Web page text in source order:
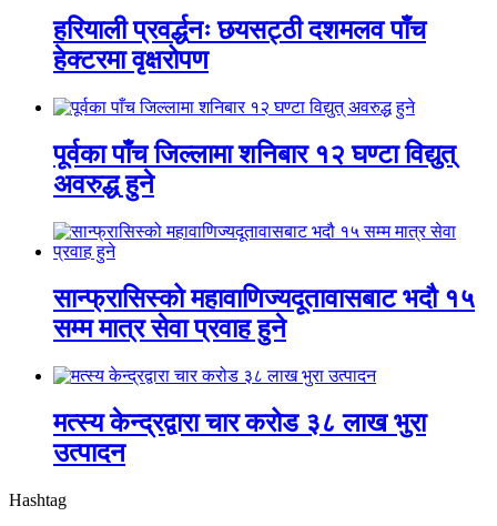
हरियाली प्रवर्द्धनः छयसट्ठी दशमलव पाँच
हेक्टरमा वृक्षरोपण
पूर्वका पाँच जिल्लामा शनिबार १२ घण्टा विद्युत्
अवरुद्ध हुने
सान्फ्रासिस्को महावाणिज्यदूतावासबाट भदौ १५
सम्म मात्र सेवा प्रवाह हुने
मत्स्य केन्द्रद्वारा चार करोड ३८ लाख भुरा
उत्पादन
Hashtag